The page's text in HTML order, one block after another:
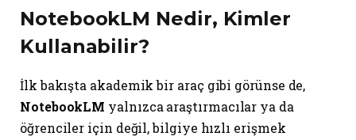
NotebookLM Nedir, Kimler
Kullanabilir?
İlk bakışta akademik bir araç gibi görünse de,
NotebookLM yalnızca araştırmacılar ya da
öğrenciler için değil, bilgiye hızlı erişmek